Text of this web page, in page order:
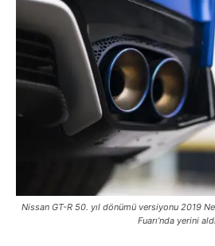
Nissan GT-R 50. yıl dönümü versiyonu 2019
Fuarı’nda yerini